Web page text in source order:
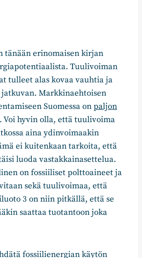
tänään erinomaisen kirjan
Tuulivoiman
tulleet alas kovaa vauhtia ja
Markkinaehtoisen
Suomessa onpaljon
. Voi hyvin olla, että tuulivoima
aina ydinvoimaakin
ei kuitenkaan tarkoita, että
luoda vastakkainasettelua.
on fossiiliset polttoaineet ja
sekä tuulivoimaa, että
3 on niin pitkällä, että se
saattaa tuotantoon joka
fossiilienergian käytön